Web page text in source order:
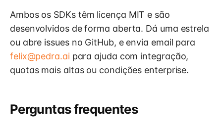
Ambos os SDKs têm licença MIT e são
desenvolvidos de forma aberta. Dá uma estrela
ou abre issues no GitHub, e envia email para
felix@pedra.ai para ajuda com integração,
quotas mais altas ou condições enterprise.
Perguntas frequentes